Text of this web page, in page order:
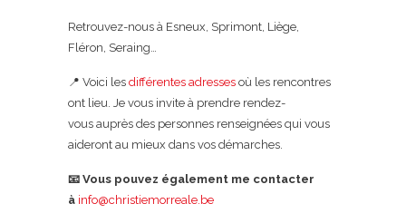
Retrouvez-nous à Esneux, Sprimont, Liège,
Fléron, Seraing…
📍 Voici les différentes adresses où les rencontres
ont lieu. Je vous invite à prendre rendez-
vous auprès des personnes renseignées qui vous
aideront au mieux dans vos démarches.
📧 Vous pouvez également me contacter
à info@christiemorreale.be